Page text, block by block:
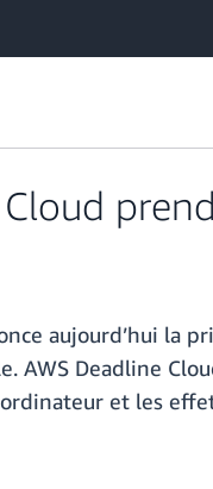
aujourd’hui la
AWS Deadline
et les